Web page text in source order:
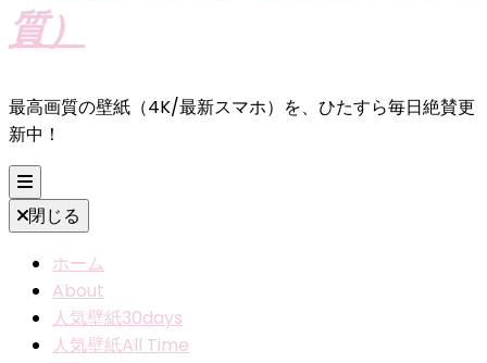
質）
最高画質の壁紙（4K/最新スマホ）を、ひたすら毎日絶賛更
新中！
閉じる
ホーム
About
人気壁紙30days
人気壁紙All Time